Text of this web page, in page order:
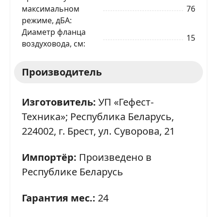
максимальном
режиме, дБА
76
Диаметр фланца
воздуховода, см
15
Производитель
Изготовитель: УП «Гефест-
Техника»; Республика Беларусь,
224002, г. Брест, ул. Суворова, 21
Импортёр: Произведено в
Республике Беларусь
Гарантия мес.: 24
Я даю согласие на обработку моих персональных
данных в соответствии
ОТПРАВИТЬ ЗАЯВКУ